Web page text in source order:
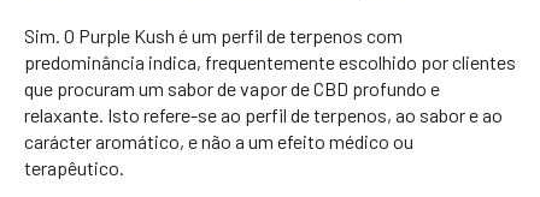
Sim. O Purple Kush é um perfil de terpenos com
predominância indica, frequentemente escolhido por clientes
que procuram um sabor de vapor de CBD profundo e
relaxante. Isto refere-se ao perfil de terpenos, ao sabor e ao
carácter aromático, e não a um efeito médico ou
terapêutico.